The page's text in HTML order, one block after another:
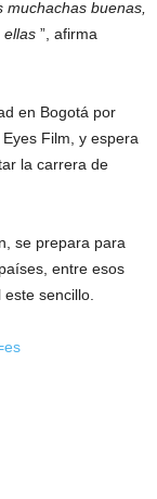
muchachas buenas,
ellas ”, afirma
en Bogotá por
Film, y espera
la carrera de
se prepara para
entre esos
sencillo.